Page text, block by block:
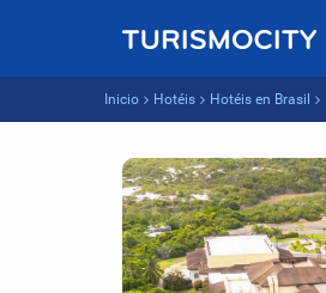
Inicio Hotéis Hotéis en Brasil